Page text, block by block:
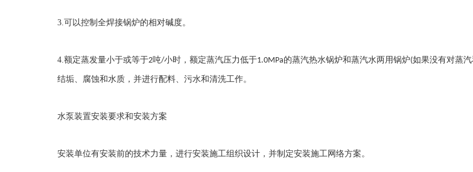
3.可以控制全焊接锅炉的相对碱度。
4.额定蒸发量小于或等于2吨/小时，额定蒸汽压力低于1.0MPa的蒸汽热水锅炉和蒸汽水两用锅炉(如果没有对蒸
结垢、腐蚀和水质，并进行配料、污水和清洗工作。
水泵装置安装要求和安装方案
安装单位有安装前的技术力量，进行安装施工组织设计，并制定安装施工网络方案。